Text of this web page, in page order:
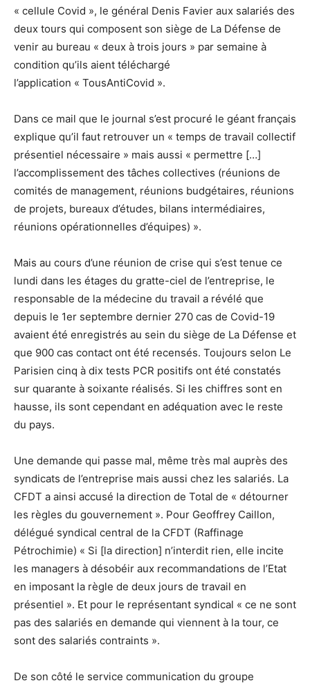
« cellule Covid », le général Denis Favier aux salariés des
deux tours qui composent son siège de La Défense de
venir au bureau « deux à trois jours » par semaine à
condition qu’ils aient téléchargé
l’application « TousAntiCovid ».
Dans ce mail que le journal s’est procuré le géant français
explique qu’il faut retrouver un « temps de travail collectif
présentiel nécessaire » mais aussi « permettre […]
l’accomplissement des tâches collectives (réunions de
comités de management, réunions budgétaires, réunions
de projets, bureaux d’études, bilans intermédiaires,
réunions opérationnelles d’équipes) ».
Mais au cours d’une réunion de crise qui s’est tenue ce
lundi dans les étages du gratte-ciel de l’entreprise, le
responsable de la médecine du travail a révélé que
depuis le 1er septembre dernier 270 cas de Covid-19
avaient été enregistrés au sein du siège de La Défense et
que 900 cas contact ont été recensés. Toujours selon Le
Parisien cinq à dix tests PCR positifs ont été constatés
sur quarante à soixante réalisés. Si les chiffres sont en
hausse, ils sont cependant en adéquation avec le reste
du pays.
Une demande qui passe mal, même très mal auprès des
syndicats de l’entreprise mais aussi chez les salariés. La
CFDT a ainsi accusé la direction de Total de « détourner
les règles du gouvernement ». Pour Geoffrey Caillon,
délégué syndical central de la CFDT (Raffinage
Pétrochimie) « Si [la direction] n’interdit rien, elle incite
les managers à désobéir aux recommandations de l’Etat
en imposant la règle de deux jours de travail en
présentiel ». Et pour le représentant syndical « ce ne sont
pas des salariés en demande qui viennent à la tour, ce
sont des salariés contraints ».
De son côté le service communication du groupe